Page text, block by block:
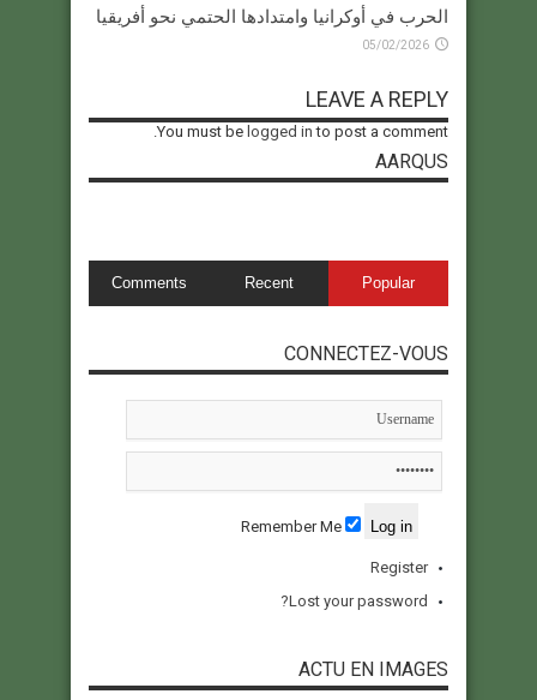
الحرب في أوكرانيا وامتدادها الحتمي نحو أفريقيا
05/02/2026
LEAVE A REPLY
You must be logged in to post a comment.
AARQUS
Popular
Recent
Comments
CONNECTEZ-VOUS
Register
Lost your password?
ACTU EN IMAGES